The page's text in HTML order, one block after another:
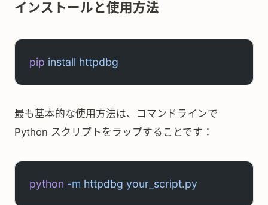
インストールと使用方法
pip install httpdbg
最も基本的な使用方法は、コマンドラインで
Python スクリプトをラップすることです：
python -m httpdbg your_script.py